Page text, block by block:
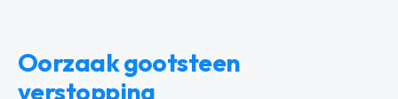
Oorzaak gootsteen
verstopping